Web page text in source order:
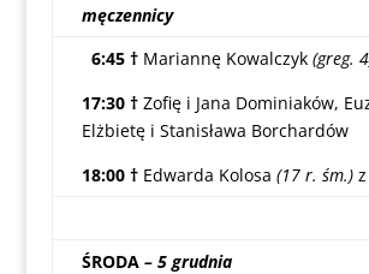
męczennicy
6:45 † Mariannę Kowalczyk (greg.
17:30 † Zofię i Jana Dominiaków,
Elżbietę i Stanisława Borchardów
18:00 † Edwarda Kolosa (17 r. śm.)z
ŚRODA – 5 grudnia